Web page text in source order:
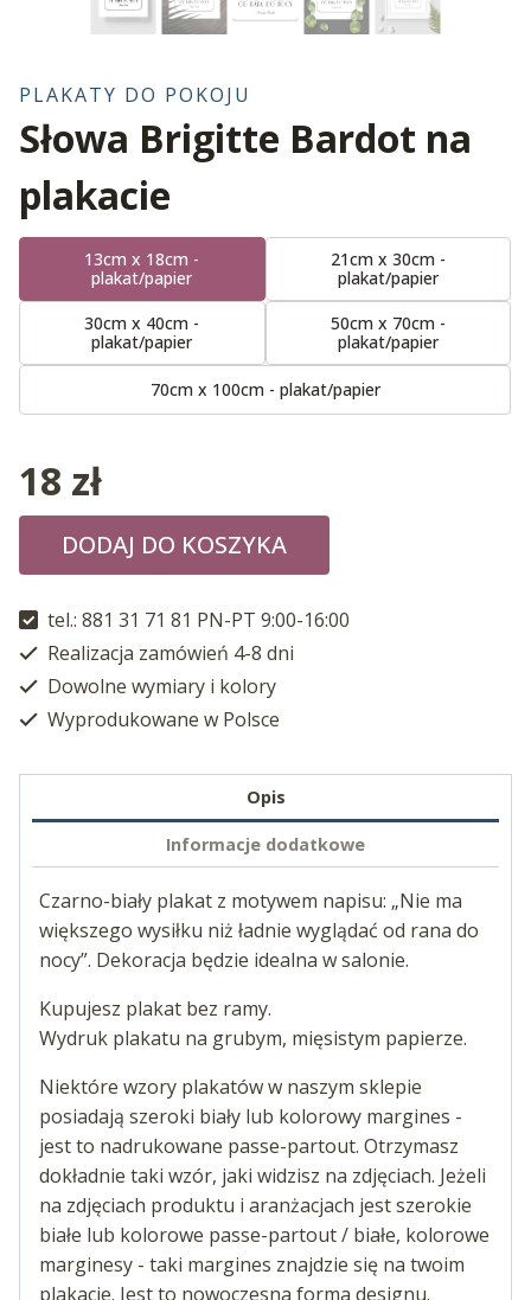
PLAKATY DO POKOJU
Słowa Brigitte Bardot na
plakacie
13cm x 18cm -
plakat/papier
21cm x 30cm -
plakat/papier
30cm x 40cm -
plakat/papier
50cm x 70cm -
plakat/papier
70cm x 100cm - plakat/papier
18 zł
DODAJ DO KOSZYKA
tel.: 881 31 71 81 PN-PT 9:00-16:00
Realizacja zamówień 4-8 dni
Dowolne wymiary i kolory
Wyprodukowane w Polsce
Opis
Informacje dodatkowe
Czarno-biały plakat z motywem napisu: „Nie ma
większego wysiłku niż ładnie wyglądać od rana do
nocy”. Dekoracja będzie idealna w salonie.
Kupujesz plakat bez ramy.
Wydruk plakatu na grubym, mięsistym papierze.
Niektóre wzory plakatów w naszym sklepie
posiadają szeroki biały lub kolorowy margines -
jest to nadrukowane passe-partout. Otrzymasz
dokładnie taki wzór, jaki widzisz na zdjęciach. Jeżeli
na zdjęciach produktu i aranżacjach jest szerokie
białe lub kolorowe passe-partout / białe, kolorowe
marginesy - taki margines znajdzie się na twoim
plakacie. Jest to nowoczesna forma designu.